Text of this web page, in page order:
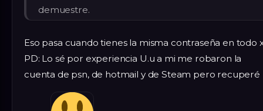
demuestre.
Eso pasa cuando tienes la misma contraseña en todo
PD: Lo sé por experiencia U.u a mi me robaron la
cuenta de psn, de hotmail y de Steam pero recuperé